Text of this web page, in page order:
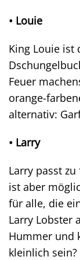
• Louie
King Louie ist
Feuer
orange-
alternativ:
• Larry
Larry passt
ist aber
für alle, die
Larry Lobster
Hummer und
kleinlich